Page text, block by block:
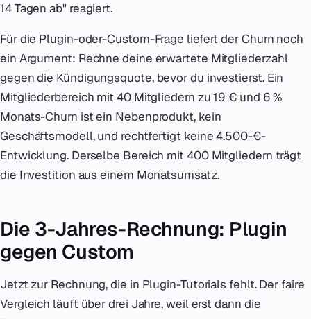
14 Tagen ab" reagiert.
Für die Plugin-oder-Custom-Frage liefert der Churn noch
ein Argument: Rechne deine erwartete Mitgliederzahl
gegen die Kündigungsquote, bevor du investierst. Ein
Mitgliederbereich mit 40 Mitgliedern zu 19 € und 6 %
Monats-Churn ist ein Nebenprodukt, kein
Geschäftsmodell, und rechtfertigt keine 4.500-€-
Entwicklung. Derselbe Bereich mit 400 Mitgliedern trägt
die Investition aus einem Monatsumsatz.
Die 3-Jahres-Rechnung: Plugin
gegen Custom
Jetzt zur Rechnung, die in Plugin-Tutorials fehlt. Der faire
Vergleich läuft über drei Jahre, weil erst dann die